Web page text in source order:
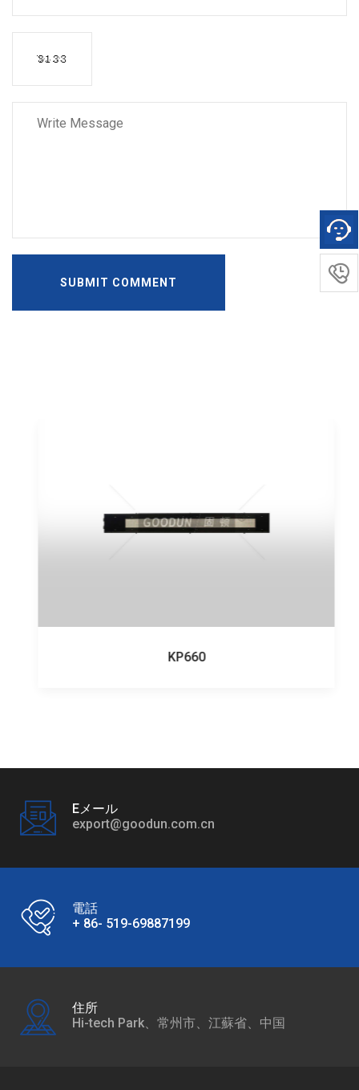
SUBMIT COMMENT
KP660
Eメール
export@goodun.com.cn
電話
+ 86- 519-69887199
住所
Hi-tech Park、常州市、江蘇省、中国
